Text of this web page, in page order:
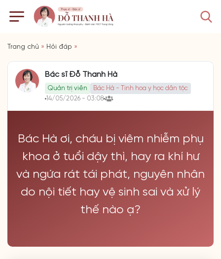
Trang chủ » Hỏi đáp »
Bác sĩ Đỗ Thanh Hà
Quản trị viên
Bác Hà - Tinh hoa y học dân tộc
14/05/2026 - 03:08
Bác Hà ơi, cháu bị viêm nhiễm phụ
khoa ở tuổi dậy thì, hay ra khí hư
và ngứa rát tái phát, nguyên nhân
do nội tiết hay vệ sinh sai và xử lý
thế nào ạ?